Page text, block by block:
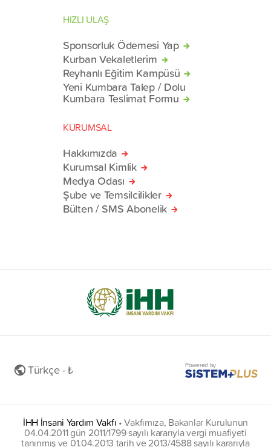
HIZLI ULAŞ
Sponsorluk Ödemesi Yap
Kurban Vekaletlerim
Reyhanlı Eğitim Kampüsü
Yeni Kumbara Talep / Dolu
Kumbara Teslimat Formu
KURUMSAL
Hakkımızda
Kurumsal Kimlik
Medya Odası
Şube ve Temsilcilikler
Bülten / SMS Abonelik
Türkçe - ₺ Powered by
İHH İnsani Yardım Vakfı •Vakfımıza, Bakanlar Kurulunun
04.04.2011 gün 2011/1799 sayılı kararıyla vergi muafiyeti
tanınmış ve 01.04.2013 tarih ve 2013/4588 sayılı kararıyla